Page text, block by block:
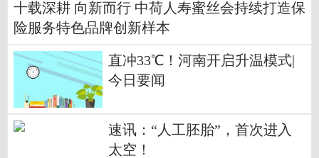
十载深耕 向新而行 中荷人寿蜜丝会持续打造保
险服务特色品牌创新样本
直冲33℃！河南开启升温模式|
今日要闻
速讯：“人工胚胎”，首次进入
太空！